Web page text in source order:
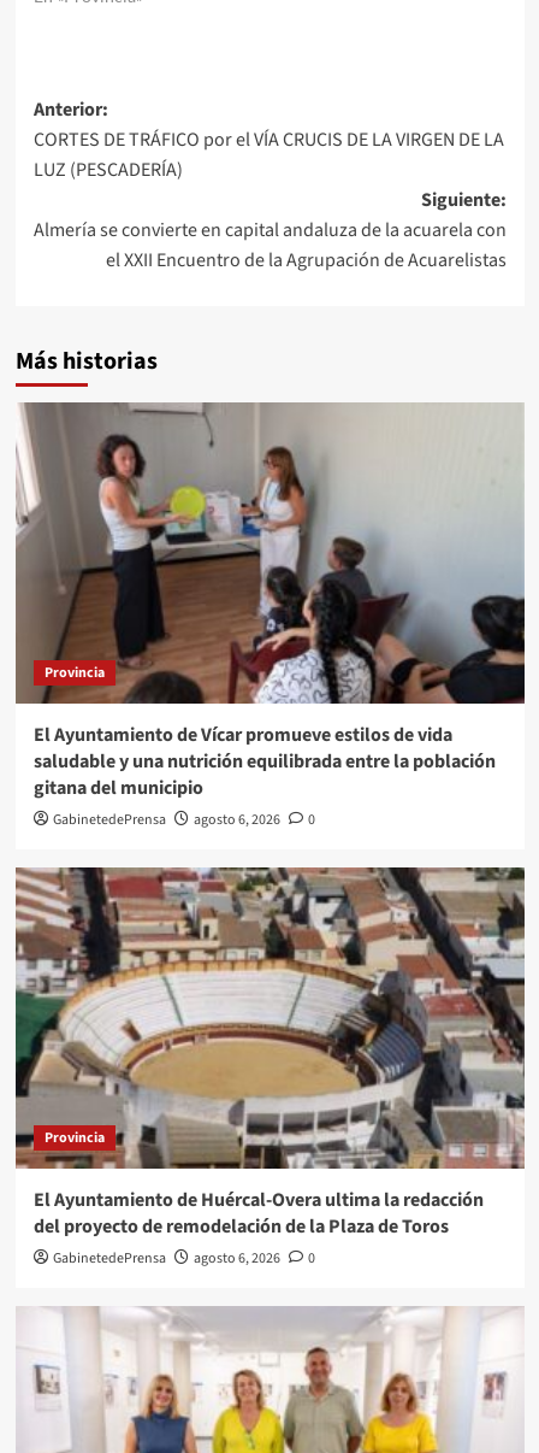
Navegación
de
entradas
Anterior:
CORTES DE TRÁFICO por el VÍA CRUCIS DE LA VIRGEN DE LA
LUZ (PESCADERÍA)
Siguiente:
Almería se convierte en capital andaluza de la acuarela con
el XXII Encuentro de la Agrupación de Acuarelistas
Más historias
Provincia
El Ayuntamiento de Vícar promueve estilos de vida
saludable y una nutrición equilibrada entre la población
gitana del municipio
GabinetedePrensa agosto 6, 2026 0
Provincia
El Ayuntamiento de Huércal-Overa ultima la redacción
del proyecto de remodelación de la Plaza de Toros
GabinetedePrensa agosto 6, 2026 0